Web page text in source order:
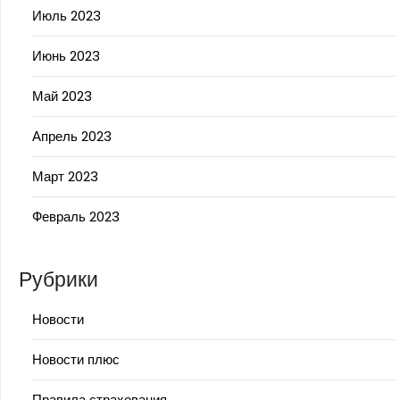
Июль 2023
Июнь 2023
Май 2023
Апрель 2023
Март 2023
Февраль 2023
Рубрики
Новости
Новости плюс